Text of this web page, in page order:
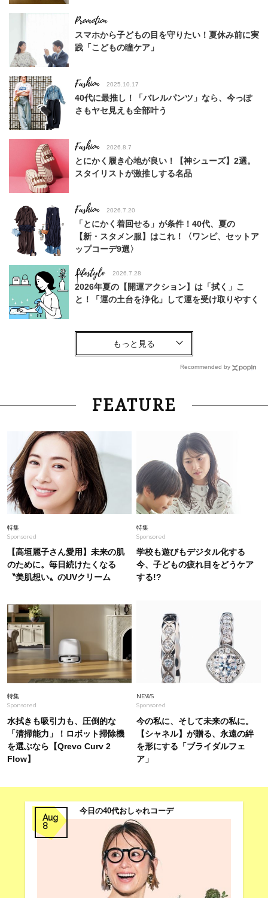
スマホから子どもの目を守りたい！夏休み前に実
践「こどもの瞳ケア」
Fashion 2025.10.17
40代に最推し！「バレルパンツ」なら、今っぽ
さもヤセ見えも全部叶う
Fashion 2026.8.7
とにかく履き心地が良い！【神シューズ】2選。
スタイリストが激推しする名品
Fashion 2026.7.20
「とにかく着回せる」が条件！40代、夏の
【新・スタメン服】はこれ！〈ワンピ、セットア
ップコーデ9選〉
Lifestyle 2026.7.28
2026年夏の【開運アクション】は「拭く」こ
と！「運の土台を浄化」して運を受け取りやすく
Fashion
40代の夏カジュアルを救う【タック入りパン
Fashion 2026.7.25
〈ビルケンシュトックetc〉足が痛くならないの
Fashion
40代は「ゆるく絞る」がキレイ見えの正解！ウ
エスト調整自在な【ドロストワンピ】4選
大人にハマる「韓国ブランドアイテム」を6名様
にプレゼント！
ちんと＆おしゃれに！【アイテム4選】
Fashion 2026.7.13
「ノースリーブは着たくない」40代へ。二の腕
をきれいにカバーする【夏トップス】5選
Recommended by
FEATURE
特集
Sponsored
【高垣麗子さん愛用】未来の肌
のために。毎日続けたくなる
〝美肌想い〟のUVクリーム
特集
Sponsored
学校も遊びもデジタル化する
今、子どもの疲れ目をどうケア
する!?
特集
Sponsored
水拭きも吸引力も、圧倒的な
「清掃能力」！ロボット掃除機
を選ぶなら【Qrevo Curv 2
Flow】
NEWS
Sponsored
今の私に、そして未来の私に。
【シャネル】が贈る、永遠の絆
を形にする「ブライダルフェ
ア」
Aug
8
今日の40代おしゃれコーデ